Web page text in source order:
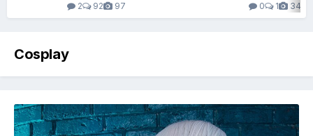
2
92 97
0
1 34
Cosplay